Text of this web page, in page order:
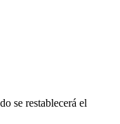
se restablecerá el